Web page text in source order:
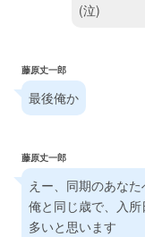
(泣)
藤原丈一郎
最後俺か
藤原丈一郎
えー、同期のあなた
俺と同じ歳で、入
多いと思います